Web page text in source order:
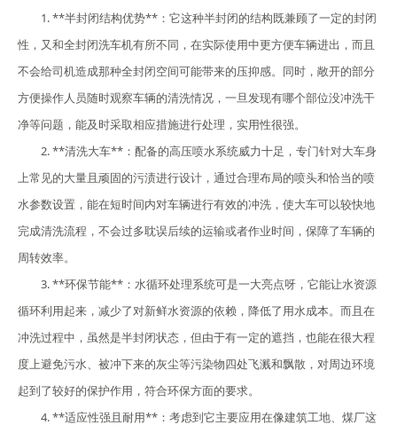
1. **半封闭结构优势**：它这种半封闭的结构既兼顾了一定的封闭
性，又和全封闭洗车机有所不同，在实际使用中更方便车辆进出，而且
不会给司机造成那种全封闭空间可能带来的压抑感。同时，敞开的部分
方便操作人员随时观察车辆的清洗情况，一旦发现有哪个部位没冲洗干
净等问题，能及时采取相应措施进行处理，实用性很强。
2. **清洗大车**：配备的高压喷水系统威力十足，专门针对大车身
上常见的大量且顽固的污渍进行设计，通过合理布局的喷头和恰当的喷
水参数设置，能在短时间内对车辆进行有效的冲洗，使大车可以较快地
完成清洗流程，不会过多耽误后续的运输或者作业时间，保障了车辆的
周转效率。
3. **环保节能**：水循环处理系统可是一大亮点呀，它能让水资源
循环利用起来，减少了对新鲜水资源的依赖，降低了用水成本。而且在
冲洗过程中，虽然是半封闭状态，但由于有一定的遮挡，也能在很大程
度上避免污水、被冲下来的灰尘等污染物四处飞溅和飘散，对周边环境
起到了较好的保护作用，符合环保方面的要求。
4. **适应性强且耐用**：考虑到它主要应用在像建筑工地、煤厂这